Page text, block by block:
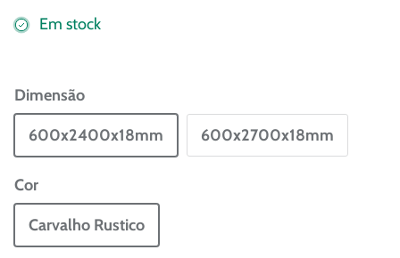
Em stock
Dimensão
600x2400x18mm 600x2700x18mm
Cor
Carvalho Rustico